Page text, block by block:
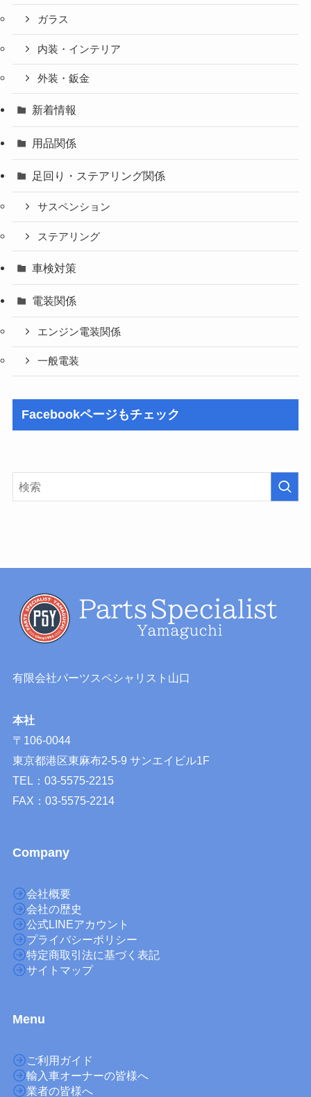
ガラス
内装・インテリア
外装・鈑金
新着情報
用品関係
足回り・ステアリング関係
サスペンション
ステアリング
車検対策
電装関係
エンジン電装関係
一般電装
Facebookページもチェック
有限会社パーツスペシャリスト山口
本社
〒106-0044
東京都港区東麻布2-5-9 サンエイビル1F
TEL：03-5575-2215
FAX：03-5575-2214
Company
会社概要
会社の歴史
公式LINEアカウント
プライバシーポリシー
特定商取引法に基づく表記
サイトマップ
Menu
ご利用ガイド
輸入車オーナーの皆様へ
業者の皆様へ